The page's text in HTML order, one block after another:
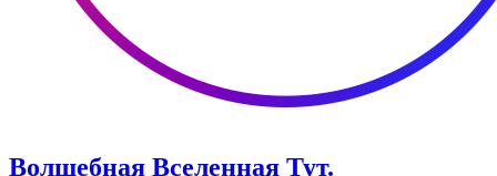
Волшебная Вселенная Тут.